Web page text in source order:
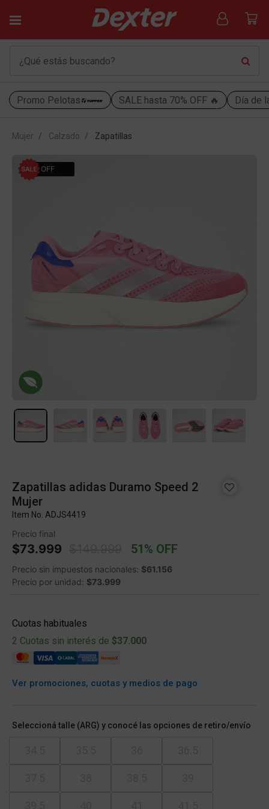
Promo Pelotas SALE hasta 70% OFF 🔥 Día de
Mujer Calzado Zapatillas
50% OFF
Zapatillas adidas Duramo Speed 2
Mujer
Item No. ADJS4419
Precio final
$73.999 Price reduced from
51% OFF
Precio sin impuestos nacionales: $61.156
Precio por unidad: $73.999
Cuotas habituales
2 Cuotas sin interés de $37.000
Ver promociones, cuotas y medios de pago
Seleccioná talle (ARG) y conocé las opciones de retiro/envío